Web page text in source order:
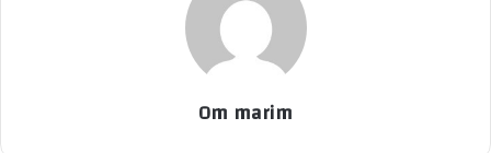
Om marim